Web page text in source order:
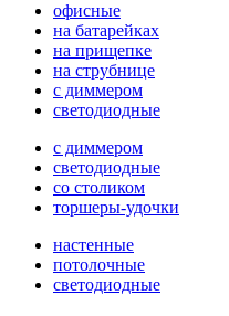
офисные
на батарейках
на прищепке
на струбнице
с диммером
светодиодные
с диммером
светодиодные
со столиком
торшеры-удочки
настенные
потолочные
светодиодные